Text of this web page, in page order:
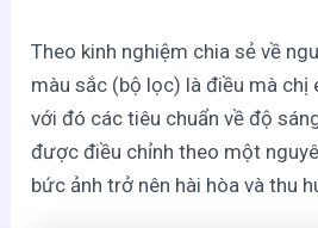
Theo kinh nghiệm chia sẻ về
màu sắc (bộ lọc) là điều mà chị
với đó các tiêu chuẩn về độ
được điều chỉnh theo một
bức ảnh trở nên hài hòa và thu